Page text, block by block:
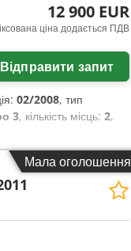
12 900 EUR
ціна додається ПДВ
Відправити запит
02/2008, тип
3, кількість місць: 2,
Мала оголошення